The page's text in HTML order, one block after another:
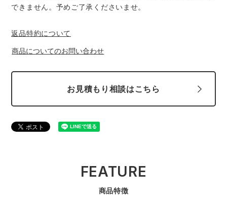
ファン付きウェア
防寒
カジュアル
中塚被服 イーブンリバー
スターライト工業
できません。予めご了承くださいませ。
返品特約について
商品についてのお問い合わせ
お見積もり相談はこちら
FEATURE
商品特徴